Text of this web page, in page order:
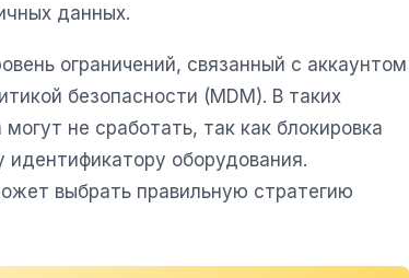
данных.
ограничений, связанный с аккаунтом
безопасности (MDM). В таких
не сработать, так как блокировка
идентификатору оборудования.
выбрать правильную стратегию